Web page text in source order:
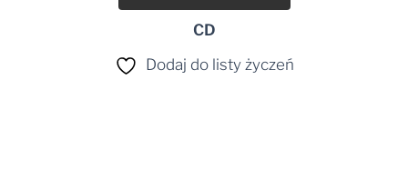
CD
Dodaj do listy życzeń